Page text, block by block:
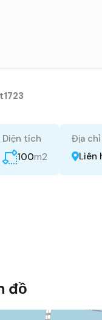
Diện tích
100m2
Địa
Liên
đồ